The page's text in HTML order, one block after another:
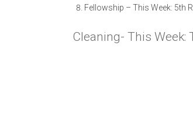
Fellowship – This Week: 5th
Cleaning- This Week: